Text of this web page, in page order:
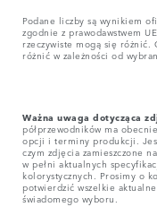
Podane liczby są wynikiem
zgodnie z prawodawstwem
rzeczywiste mogą się różnić.
różnić w zależności od
Ważna uwaga dotycząca
półprzewodników ma
opcji i terminy produkcji.
czym zdjęcia zamieszczone
w pełni aktualnych
kolorystycznych. Prosimy o
potwierdzić wszelkie
świadomego wyboru.